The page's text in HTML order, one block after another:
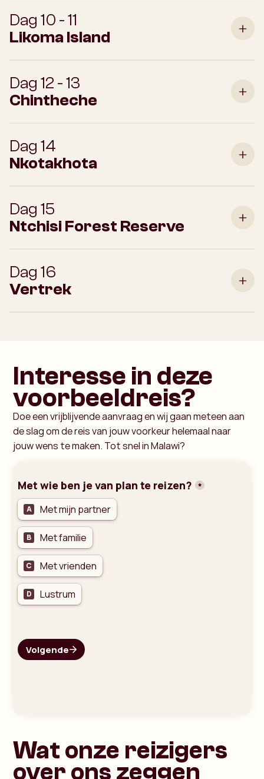
Dag 10 - 11
Likoma Island
Dag 12 - 13
Chintheche
Dag 14
Nkotakhota
Dag 15
Ntchisi Forest Reserve
Dag 16
Vertrek
Interesse in deze
voorbeeldreis?
Doe een vrijblijvende aanvraag en wij gaan meteen aan
de slag om de reis van jouw voorkeur helemaal naar
jouw wens te maken. Tot snel in Malawi?
Wat onze reizigers
over ons zeggen